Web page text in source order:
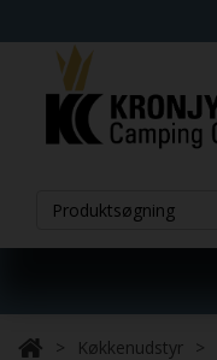
Køkkenudstyr